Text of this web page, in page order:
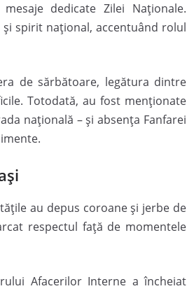
dedicate Zilei Naționale.
spirit național, accentuând rolul
de sărbătoare, legătura dintre
Totodată, au fost menționate
națională – și absența Fanfarei
au depus coroane și jerbe de
respectul față de momentele
Afacerilor Interne a încheiat